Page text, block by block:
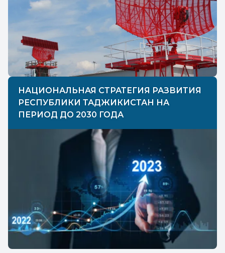
НАЦИОНАЛЬНАЯ СТРАТЕГИЯ РАЗВИТИЯ
РЕСПУБЛИКИ ТАДЖИКИСТАН НА
ПЕРИОД ДО 2030 ГОДА